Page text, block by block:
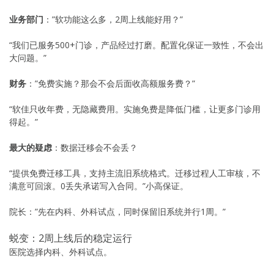
业务部门 ：”软功能这么多，2周上线能好用？”
“我们已服务500+门诊，产品经过打磨。配置化保证一致性，不会出
大问题。”
财务 ：”免费实施？那会不会后面收高额服务费？”
“软佳只收年费，无隐藏费用。实施免费是降低门槛，让更多门诊用
得起。”
最大的疑虑：数据迁移会不会丢？
“提供免费迁移工具，支持主流旧系统格式。迁移过程人工审核，不
满意可回滚。0丢失承诺写入合同。”小高保证。
院长：”先在内科、外科试点，同时保留旧系统并行1周。”
蜕变：2周上线后的稳定运行
医院选择内科、外科试点。